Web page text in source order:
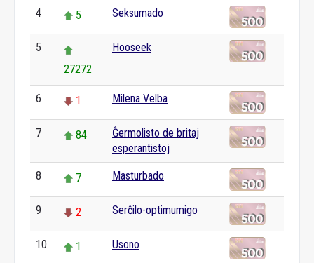
4 5 Seksumado
5
27272
Hooseek
6 1 Milena Velba
7 84
Ĝermolisto de britaj
esperantistoj
8 7 Masturbado
9 2 Serĉilo-optimumigo
10 1 Usono